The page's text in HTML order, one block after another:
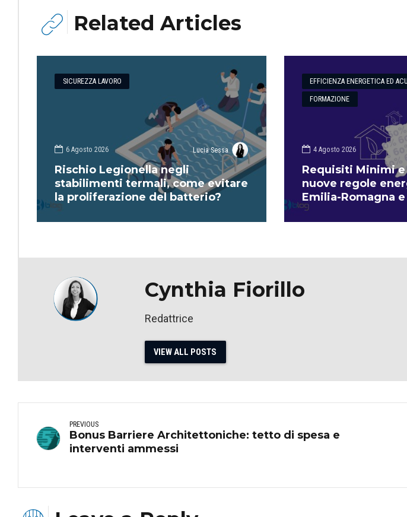
Related Articles
SICUREZZA LAVORO
6 Agosto 2026 Lucia Sessa
Rischio Legionella negli
stabilimenti termali, come evitare
la proliferazione del batterio?
EFFICIENZA ENERGETICA ED
FORMAZIONE
4 Agosto 2026
Requisiti Minimi e
nuove regole
Emilia-Romagna
Cynthia Fiorillo
Redattrice
VIEW ALL POSTS
PREVIOUS
Bonus Barriere Architettoniche: tetto di spesa e
interventi ammessi